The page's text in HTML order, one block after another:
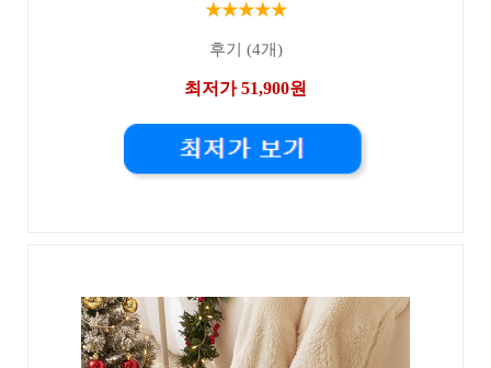
★★★★★
후기 (4개)
최저가 51,900원